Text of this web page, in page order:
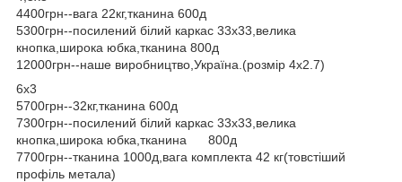
4400грн--вага 22кг,тканина 600д
5300грн--посилений білий каркас 33х33,велика
кнопка,широка юбка,тканина 800д
12000грн--наше виробництво,Україна.(розмір 4х2.7)
6х3
5700грн--32кг,тканина 600д
7300грн--посилений білий каркас 33х33,велика
кнопка,широка юбка,тканина 800д
7700грн--тканина 1000д,вага комплекта 42 кг(товстіший
профіль метала)